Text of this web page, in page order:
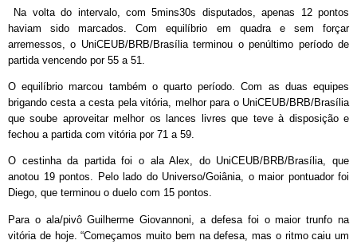
Na volta do intervalo, com 5mins30s disputados, apenas 12 pontos
haviam sido marcados. Com equilíbrio em quadra e sem forçar
arremessos, o UniCEUB/BRB/Brasília terminou o penúltimo período de
partida vencendo por 55 a 51.
O equilíbrio marcou também o quarto período. Com as duas equipes
brigando cesta a cesta pela vitória, melhor para o UniCEUB/BRB/Brasília
que soube aproveitar melhor os lances livres que teve à disposição e
fechou a partida com vitória por 71 a 59.
O cestinha da partida foi o ala Alex, do UniCEUB/BRB/Brasília, que
anotou 19 pontos. Pelo lado do Universo/Goiânia, o maior pontuador foi
Diego, que terminou o duelo com 15 pontos.
Para o ala/pivô Guilherme Giovannoni, a defesa foi o maior trunfo na
vitória de hoje. “Começamos muito bem na defesa, mas o ritmo caiu um